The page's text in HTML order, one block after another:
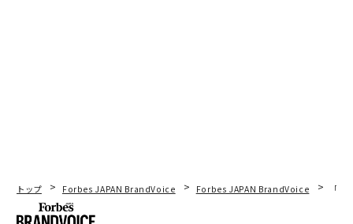
トップ Forbes JAPAN BrandVoice Forbes JAPAN BrandVoice 「